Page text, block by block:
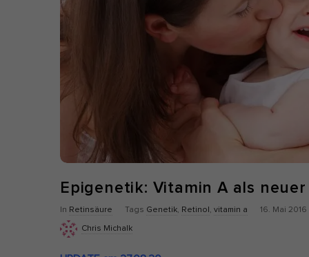
Epigenetik: Vitamin A als
In Retinsäure Tags Genetik, Retinol , vitamin a P
16. Mai 2016
Chris Michalk